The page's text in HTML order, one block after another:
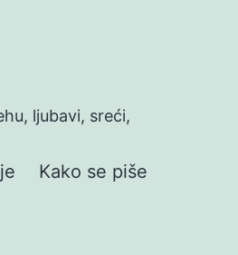
ljubavi, sreći,
Kako se piše